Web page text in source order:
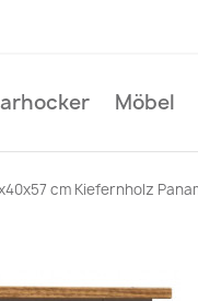
Möbel
cm Kiefernholz